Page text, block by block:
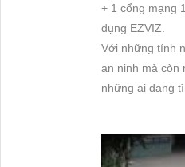
+ 1 cổng mạng
dụng EZVIZ.
Với những tính
an ninh mà còn
những ai đang